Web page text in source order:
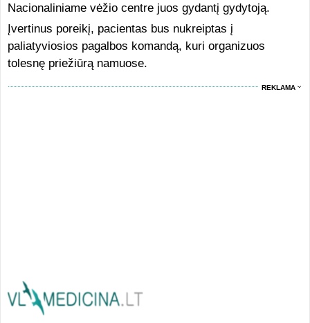
Nacionaliniame vėžio centre juos gydantį gydytoją.
Įvertinus poreikį, pacientas bus nukreiptas į
paliatyviosios pagalbos komandą, kuri organizuos
tolesnę priežiūrą namuose.
REKLAMA